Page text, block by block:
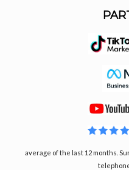
average of the last 12 months.